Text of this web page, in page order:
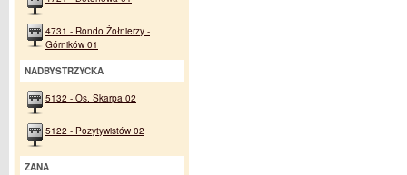
4731 - Rondo Żołnierzy -
Górników 01
NADBYSTRZYCKA
5132 - Os. Skarpa 02
5122 - Pozytywistów 02
ZANA